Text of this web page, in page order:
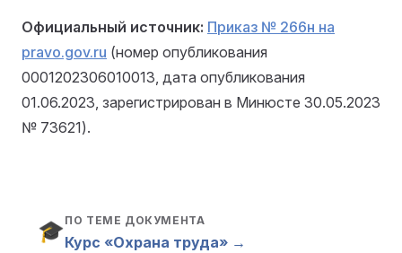
Официальный источник: Приказ № 266н на
pravo.gov.ru (номер опубликования
0001202306010013, дата опубликования
01.06.2023, зарегистрирован в Минюсте 30.05.2023
№ 73621).
🎓 ПО ТЕМЕ ДОКУМЕНТА
Курс «Охрана труда» →